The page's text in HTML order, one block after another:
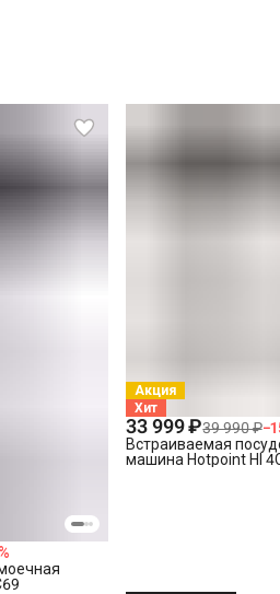
Акция
Хит
33 999 ₽39 990 ₽−
Встраиваемая
машина Hotpoint HI